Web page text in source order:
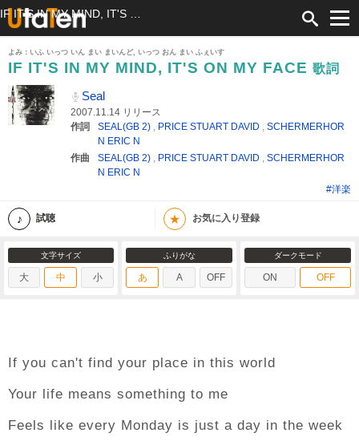
よみ：いふ いっつ いん まい まいんど, いっつ おん まい ふぇいす
IF IT'S IN MY MIND, IT'S ON MY FACE 歌詞
Seal
2007.11.14 リリース
作詞
SEAL(GB 2) , PRICE STUART DAVID , SCHERMERHOR
N ERIC N
作曲
SEAL(GB 2) , PRICE STUART DAVID , SCHERMERHOR
N ERIC N
#洋楽
試聴 ★ お気に入り登録
文字サイズ
大 中 小
ふりがな
あ A OFF
ダークモード
ON OFF
If you can't find your place in this world
Your life means something to me
Feels like every Monday is just a day in the week